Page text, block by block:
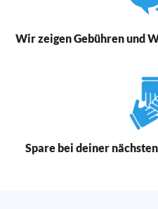
Wir zeigen Gebühren und
Spare bei deiner